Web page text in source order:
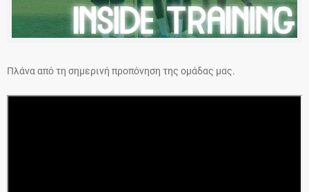
Πλάνα από τη σημερινή προπόνηση της ομάδας μας.